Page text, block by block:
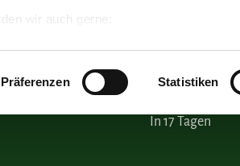
wir auch gerne:
Scannen nach bestimmten
Präferenzen Statistiken
In 17 Tagen